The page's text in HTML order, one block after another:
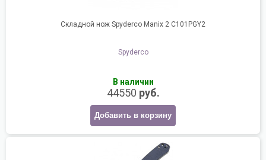
Складной нож Spyderco Manix 2 C101PGY2
Spyderco
В наличии
44550 руб.
Добавить в корзину